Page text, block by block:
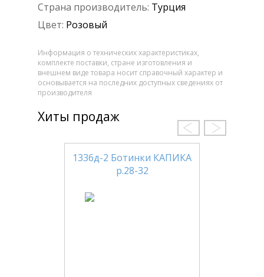
Страна производитель: Турция
Цвет: Розовый
Информация о технических характеристиках,
комплекте поставки, стране изготовления и
внешнем виде товара носит справочный характер и
основывается на последних доступных сведениях от
производителя
Хиты продаж
1336д-2 Ботинки КАПИКА
р.28-32